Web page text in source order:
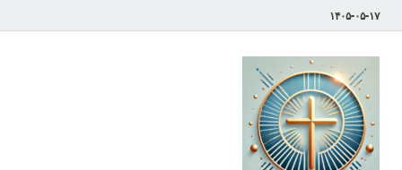
۱۴۰۵-۰۵-۱۷